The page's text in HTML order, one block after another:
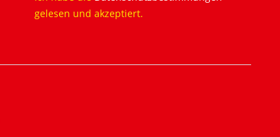
gelesen und akzeptiert.